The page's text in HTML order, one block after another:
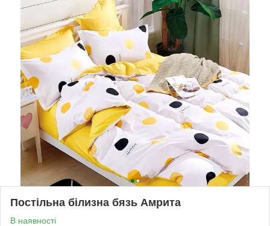
Постільна білизна бязь Амрита
В наявності